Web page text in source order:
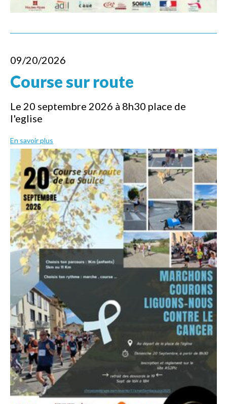
09/20/2026
Course sur route
Le 20 septembre 2026 à 8h30 place de
l'eglise
En savoir plus